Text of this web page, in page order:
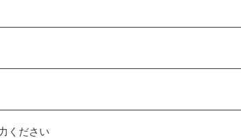
ください